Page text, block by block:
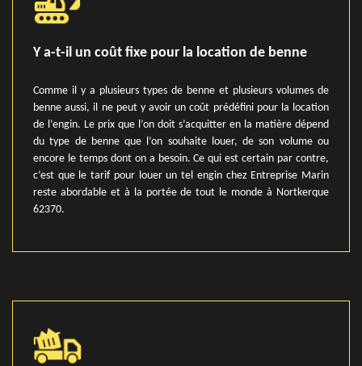
Y a-t-il un coût fixe pour la location de benne
Comme il y a plusieurs types de benne et plusieurs volumes de
benne aussi, il ne peut y avoir un coût prédéfini pour la location
de l’engin. Le prix que l’on doit s’acquitter en la matière dépend
du type de benne que l’on souhaite louer, de son volume ou
encore le temps dont on a besoin. Ce qui est certain par contre,
c’est que le tarif pour louer un tel engin chez Entreprise Marin
reste abordable et à la portée de tout le monde à Nortkerque
62370.